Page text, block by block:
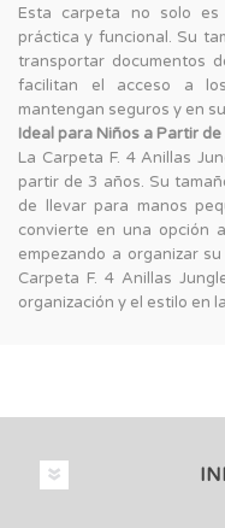
Esta carpeta no solo
práctica y funcional. Su
transportar documentos
facilitan el acceso a
mantengan seguros y en
Ideal para Niños a Partir
La Carpeta F. 4 Anillas
partir de 3 años. Su
de llevar para manos
convierte en una opción
empezando a organizar
Carpeta F. 4 Anillas
organización y el estilo en